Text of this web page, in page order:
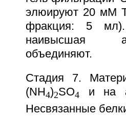
элюируют 20 мМ
фракция: 5 мл).
наивысшая
объединяют.
Стадия 7.
(NH4)2SО4 и на
Несвязанные